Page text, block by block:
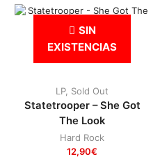
SIN
EXISTENCIAS
LP, Sold Out
Statetrooper – She Got
The Look
Hard Rock
12,90€